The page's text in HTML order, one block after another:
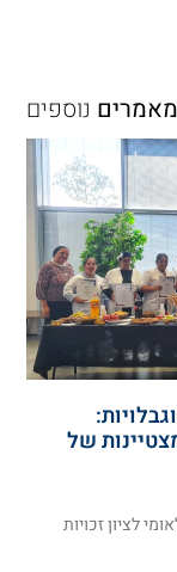
מאמרים נוספים
של
לציון זכויות